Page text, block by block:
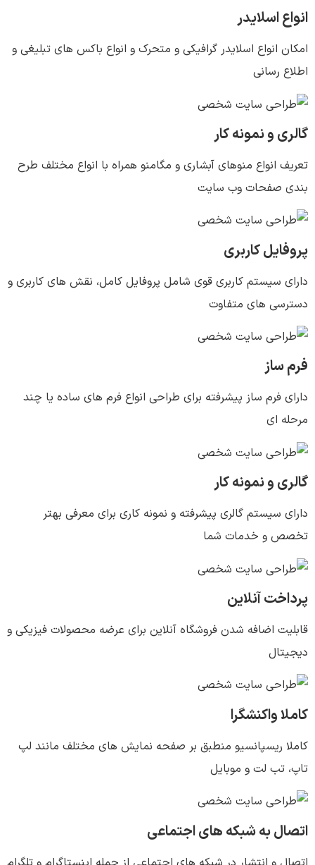
انواع اسلایدر
امکان انواع اسلایدر گرافیکی و متحرک و انواع باکس های تبلیغی و
اطلاع رسانی
گالری و نمونه کار
تعریف انواع منوهای آبشاری و مگامنو همراه با انواع مختلف طرح
بندی صفحات وب سایت
پروفایل کاربری
دارای سیستم کاربری قوی شامل پروفایل کامل، نقش های کاربری و
دسترسی های متفاوت
فرم ساز
دارای فرم ساز پیشرفته برای طراحی انواع فرم های ساده یا چند
مرحله ای
گالری و نمونه کار
دارای سیستم گالری پیشرفته و نمونه کاری برای معرفی بهتر
تخصص و خدمات شما
پرداخت آنلاین
قابلیت اضافه شدن فروشگاه آنلاین برای عرضه محصولات فیزیکی و
دیجیتال
کاملا واکنشگرا
کاملا ریسپانسیو منطبق بر صفحه نمایش های مختلف مانند لپ
تاپ، تب لت و موبایل
اتصال به شبکه های اجتماعی